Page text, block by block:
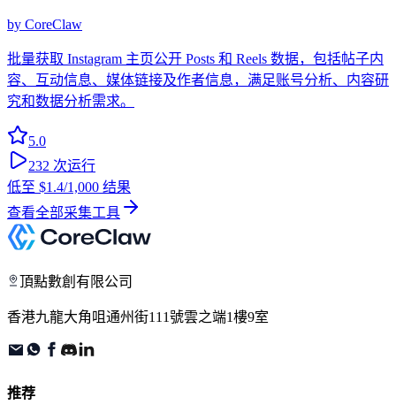
by CoreClaw
批量获取 Instagram 主页公开 Posts 和 Reels 数据，包括帖子内
容、互动信息、媒体链接及作者信息，满足账号分析、内容研
究和数据分析需求。
5.0
232 次运行
低至 $1.4/1,000 结果
查看全部采集工具
頂點數創有限公司
香港九龍大角咀通州街111號雲之端1樓9室
推荐